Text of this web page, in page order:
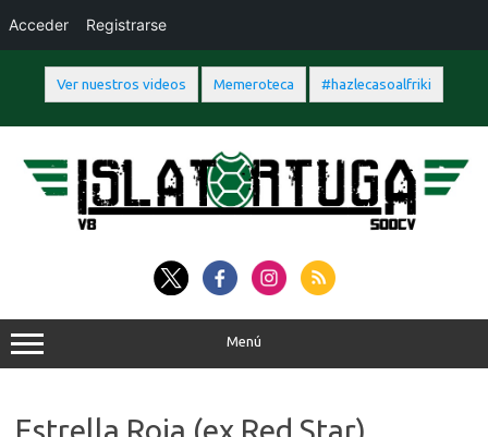
Ver nuestros videos Memeroteca #hazlecasoalfriki
contenido
Menú
Estrella Roja (ex Red Star)
Acceder Registrarse